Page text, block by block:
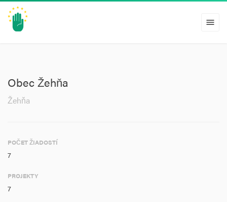
menu
Obec Žehňa
Žehňa
POČET ŽIADOSTÍ
7
PROJEKTY
7